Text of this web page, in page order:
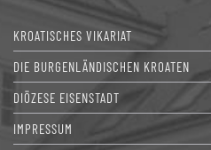
KROATISCHES VIKARIAT
DIE BURGENLÄNDISCHEN KROATEN
DIÖZESE EISENSTADT
IMPRESSUM